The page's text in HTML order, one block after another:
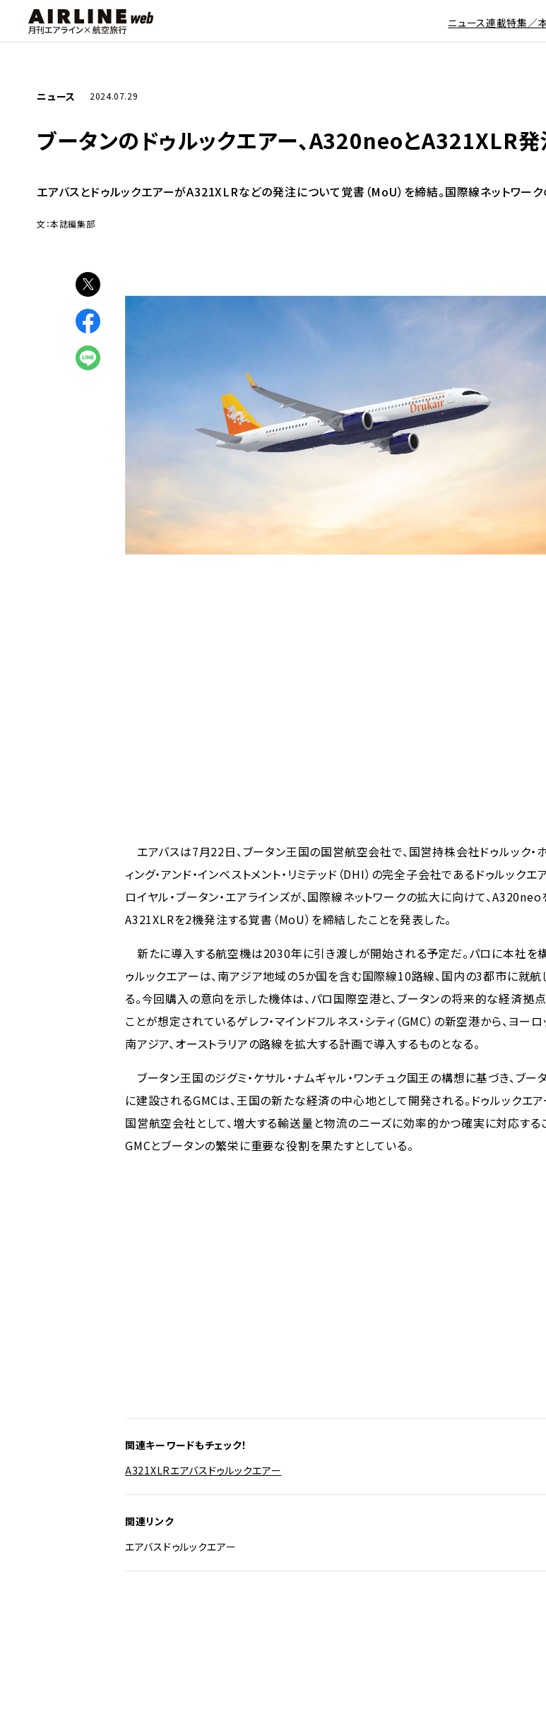
ニュース連載特集／
ニュース 2024.07.29
ブータンのドゥルックエアー、A320neoとA321XLR
エアバスとドゥルックエアーがA321XLRなどの発注について覚書（MoU）を締結。国際線ネットワー
文：本誌編集部
エアバスは7月22日、ブータン王国の国営航空会社で、国営持株会社ドゥルック・
ィング・アンド・インベストメント・リミテッド（DHI）の完全子会社であるドゥルックエ
ロイヤル・ブータン・エアラインズが、国際線ネットワークの拡大に向けて、
A321XLRを2機発注する覚書（MoU）を締結したことを発表した。
新たに導入する航空機は2030年に引き渡しが開始される予定だ。パロに本社を
ゥルックエアーは、南アジア地域の5か国を含む国際線10路線、国内の3都市に就航
る。今回購入の意向を示した機体は、パロ国際空港と、ブータンの将来的な経済拠
ことが想定されているゲレフ・マインドフルネス・シティ（GMC）の新空港から、ヨーロ
南アジア、オーストラリアの路線を拡大する計画で導入するものとなる。
ブータン王国のジグミ・ケサル・ナムギャル・ワンチュク国王の構想に基づき、ブー
に建設されるGMCは、王国の新たな経済の中心地として開発される。ドゥルックエア
国営航空会社として、増大する輸送量と物流のニーズに効率的かつ確実に対応する
GMCとブータンの繁栄に重要な役割を果たすとしている。
関連キーワードもチェック！
A321XLRエアバス ドゥルックエアー
関連リンク
エアバス ドゥルックエアー